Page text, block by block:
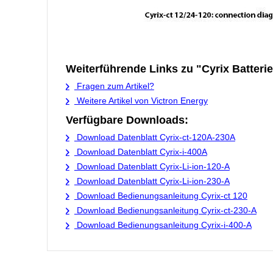
Weiterführende Links zu "Cyrix
Fragen zum Artikel?
Weitere Artikel von Victron Energy
Verfügbare Downloads:
Download Datenblatt Cyrix-ct-120A-230A
Download Datenblatt Cyrix-i-400A
Download Datenblatt Cyrix-Li-ion-120-A
Download Datenblatt Cyrix-Li-ion-230-A
Download Bedienungsanleitung Cyrix-ct 120
Download Bedienungsanleitung Cyrix-ct-230-A
Download Bedienungsanleitung Cyrix-i-400-A